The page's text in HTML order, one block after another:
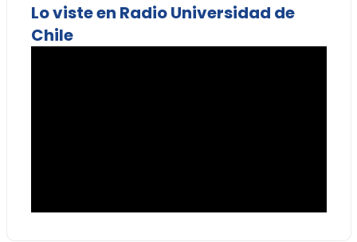
Lo viste en Radio Universidad de
Chile